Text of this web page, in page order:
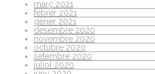
març 2021
febrer 2021
gener 2021
desembre 2020
novembre 2020
octubre 2020
setembre 2020
juliol 2020